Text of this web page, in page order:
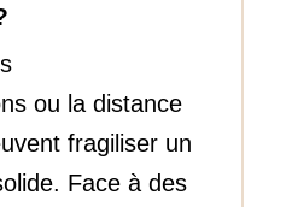
ou la distance
fragiliser un
Face à des